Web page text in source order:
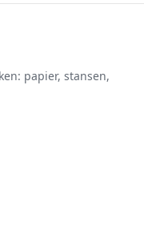
papier, stansen,